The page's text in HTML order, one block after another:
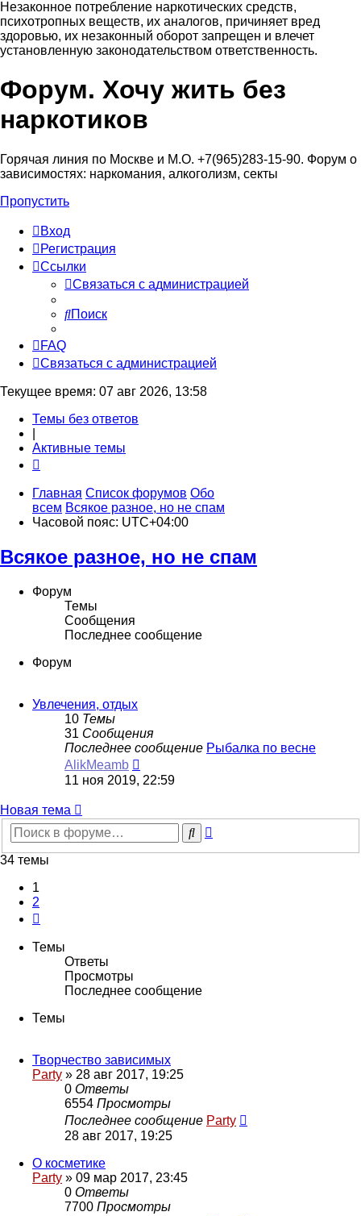
Незаконное потребление наркотических средств,
психотропных веществ, их аналогов, причиняет вред
здоровью, их незаконный оборот запрещен и влечет
установленную законодательством ответственность.
Регистрация
Форум. Хочу жить без
наркотиков
Горячая линия по Москве и М.О. +7(965)283-15-90. Форум о
зависимостях: наркомания, алкоголизм, секты
Пропустить
Вход
Регистрация
Ссылки
Связаться с администрацией
Поиск
FAQ
Связаться с администрацией
Текущее время: 07 авг 2026, 13:58
Темы без ответов
Активные темы
Главная Список форумов Обо
всем Всякое разное, но не спам
Часовой пояс: UTC+04:00
Всякое разное, но не спам
Форум
Темы
Сообщения
Последнее сообщение
Форум
Увлечения, отдых
10 Темы
31 Сообщения
Последнее сообщение Рыбалка по весне
AlikMeamb
к
11 ноя 2019, 22:59
Новая
тема
Новая тема
Поиск
34 темы
1
2
Темы
Ответы
Просмотры
Последнее сообщение
Темы
Творчество зависимых
Party » 28 авг 2017, 19:25
0 Ответы
6554 Просмотры
Последнее сообщение Party
28 авг 2017, 19:25
О косметике
Party » 09 мар 2017, 23:45
0 Ответы
7700 Просмотры